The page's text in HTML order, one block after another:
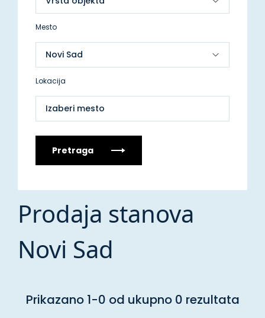
Mesto
Lokacija
Izaberi mesto
Pretraga
Prodaja stanova
Novi Sad
Prikazano 1-0 od ukupno 0 rezultata